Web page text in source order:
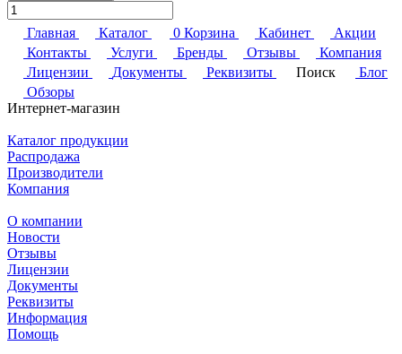
Главная Каталог 0 Корзина Кабинет
Акции
Контакты
Услуги Бренды Отзывы
Компания
Лицензии
Документы Реквизиты Поиск
Блог
Обзоры
Интернет-магазин
Каталог продукции
Распродажа
Производители
Компания
О компании
Новости
Отзывы
Лицензии
Документы
Реквизиты
Информация
Помощь